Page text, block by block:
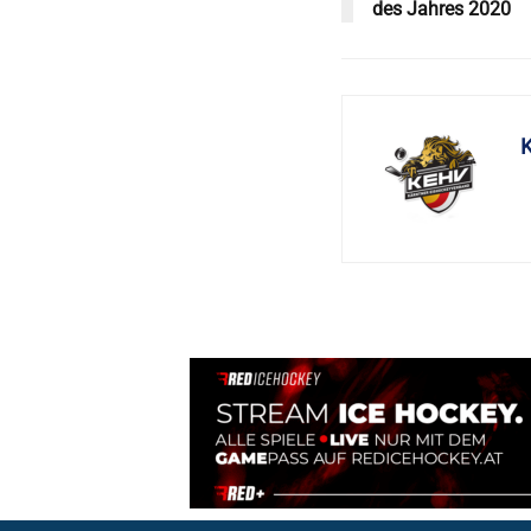
des Jahres 2020